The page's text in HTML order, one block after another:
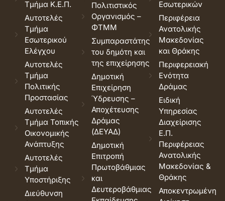
Τμήμα Κ.Ε.Π.
Αυτοτελές
Τμήμα
Εσωτερικού
Ελέγχου
Αυτοτελές
Τμήμα
Πολιτικής
Προστασίας
Αυτοτελές
Τμήμα Τοπικής
Οικονομικής
Ανάπτυξης
Αυτοτελές
Τμήμα
Υποστήριξης
Διεύθυνση
Πολιτιστικός
Οργανισμός –
ΦΤΜΜ
Συμπαραστάτης
του δημότη και
της επιχείρησης
Δημοτική
Επιχείρηση
Ύδρευσης –
Αποχέτευσης
Δράμας
(ΔΕΥΑΔ)
Δημοτική
Επιτροπή
Πρωτοβάθμιας
και
Δευτεροβάθμιας
Εσωτερικών
Περιφέρεια
Ανατολικής
Μακεδονίας
και Θράκης
Περιφερειακή
Ενότητα
Δράμας
Ειδική
Υπηρεσίας
Διαχείρισης
Ε.Π.
Περιφέρειας
Ανατολικής
Μακεδονίας &
Θράκης
Αποκεντρωμένη